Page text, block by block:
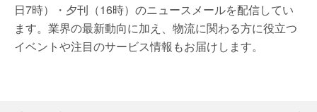
日7時）・夕刊（16時）のニュースメールを配信してい
ます。業界の最新動向に加え、物流に関わる方に役立つ
イベントや注目のサービス情報もお届けします。